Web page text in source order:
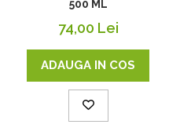
500 ML
74,00 Lei
ADAUGA IN COS